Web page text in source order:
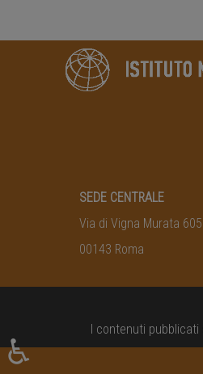
SEDE CENTRALE
Via di Vigna Murata 605
00143 Roma
I contenuti